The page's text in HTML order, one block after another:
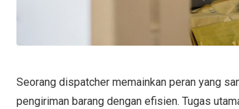
Seorang dispatcher memainkan peran yang
pengiriman barang dengan efisien. Tugas